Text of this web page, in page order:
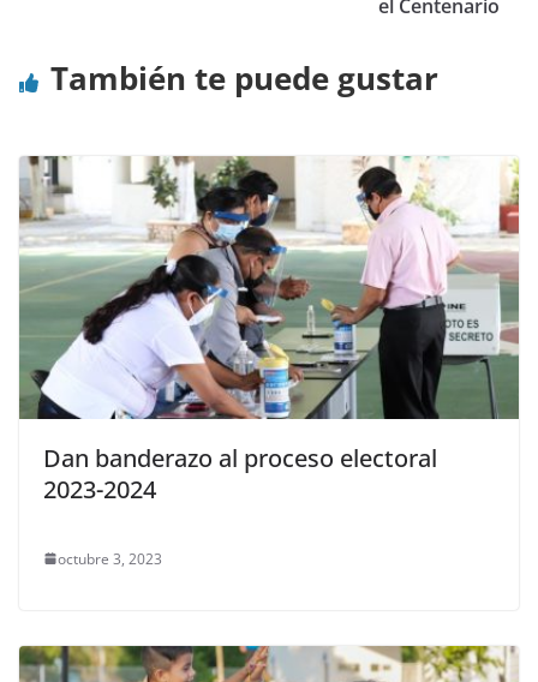
el Centenario
También te puede gustar
Dan banderazo al proceso electoral
2023-2024
octubre 3, 2023